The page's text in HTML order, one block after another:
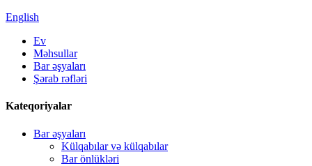
English
Ev
Məhsullar
Bar əşyaları
Şərab rəfləri
Kateqoriyalar
Bar əşyaları
Külqabılar və külqabılar
Bar önlükləri